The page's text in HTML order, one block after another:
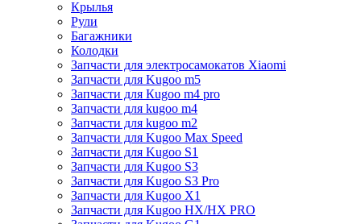
Крылья
Рули
Багажники
Колодки
Запчасти для электросамокатов Xiaomi
Запчасти для Kugoo m5
Запчасти для Кugoo m4 pro
Запчасти для kugoo m4
Запчасти для kugoo m2
Запчасти для Kugoo Max Speed
Запчасти для Kugoo S1
Запчасти для Kugoo S3
Запчасти для Kugoo S3 Pro
Запчасти для Kugoo X1
Запчасти для Kugoo HX/HX PRO